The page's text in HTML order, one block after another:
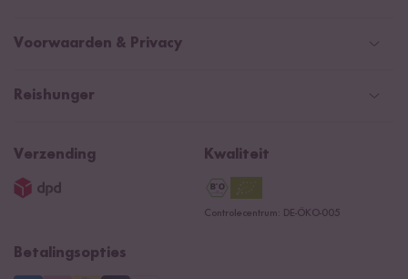
Nederland
Help Center (FAQ)
Betaalmethoden
Reishunger lexicon
Contacteer ons
Voorwaarden & Privacy
Retourneren
Privacy
Impressum
Reishunger
Verzending
Kwaliteit
Controlecentrum: DE-ÖKO-005
Betalingsopties